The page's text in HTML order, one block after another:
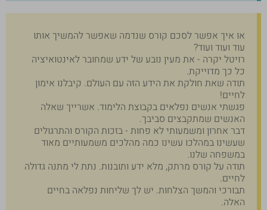
או איך אפשר לסכם קורס שנדמה שאפשר להמשיך אותו
עוד ועוד ועוד?
רויטל יקרה - את מעין נובע של ידע שמחובר לאינטואיציה
כל כך מדוייקת.
תודה שאת חולקת את הידע הזה עם העולם. קיבלנו אימון
לחיים!
פגשתי אנשים נפלאים בקבוצת הלימוד. אשרייך שאלה
האנשים שמתקבצים סביבך.
דבר אחרון ומשמעותי לא פחות - בזכות הקורס והתרגולים
שעשינו במהלכו עשינו כמה מהלכים משמעותיים מאוד
במשפחה שלנו.
תודה על קורס מרתק, מלא ידע ותובנות. נתת לי מתנה גדולה
לחיים.
תבורכי והמשך הצלחות. יש לך שליחות נפלאה בחיים
האלה.